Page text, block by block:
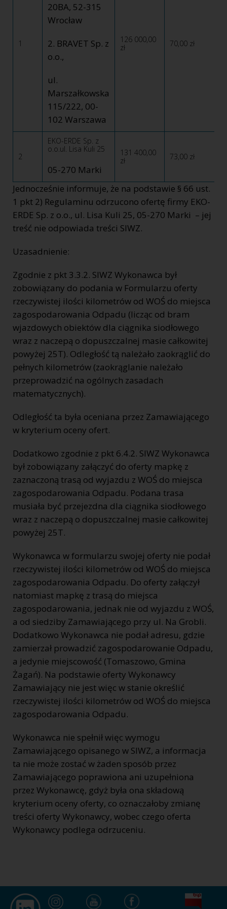
1
20BA, 52-315
Wrocław
2. BRAVET Sp. z
o.o.,
ul.
Marszałkowska
115/222, 00-
102 Warszawa
126 000,00
zł
70,00 zł
2
EKO-ERDE Sp. z
o.o.ul. Lisa Kuli 25
05-270 Marki
131 400,00
zł
73,00 zł
Jednocześnie informuje, że na podstawie § 66 ust.
1 pkt 2) Regulaminu odrzucono ofertę firmy EKO-
ERDE Sp. z o.o., ul. Lisa Kuli 25, 05-270 Marki – jej
treść nie odpowiada treści SIWZ.
Uzasadnienie:
Zgodnie z pkt 3.3.2. SIWZ Wykonawca był
zobowiązany do podania w Formularzu oferty
rzeczywistej ilości kilometrów od WOŚ do miejsca
zagospodarowania Odpadu (licząc od bram
wjazdowych obiektów dla ciągnika siodłowego
wraz z naczepą o dopuszczalnej masie całkowitej
powyżej 25T). Odległość tą należało zaokrąglić do
pełnych kilometrów (zaokrąglanie należało
przeprowadzić na ogólnych zasadach
matematycznych).
Odległość ta była oceniana przez Zamawiającego
w kryterium oceny ofert.
Dodatkowo zgodnie z pkt 6.4.2. SIWZ Wykonawca
był zobowiązany załączyć do oferty mapkę z
zaznaczoną trasą od wyjazdu z WOŚ do miejsca
zagospodarowania Odpadu. Podana trasa
musiała być przejezdna dla ciągnika siodłowego
wraz z naczepą o dopuszczalnej masie całkowitej
powyżej 25T.
Wykonawca w formularzu swojej oferty nie podał
rzeczywistej ilości kilometrów od WOŚ do miejsca
zagospodarowania Odpadu. Do oferty załączył
natomiast mapkę z trasą do miejsca
zagospodarowania, jednak nie od wyjazdu z WOŚ,
a od siedziby Zamawiającego przy ul. Na Grobli.
Dodatkowo Wykonawca nie podał adresu, gdzie
zamierzał prowadzić zagospodarowanie Odpadu,
a jedynie miejscowość (Tomaszowo, Gmina
Żagań). Na podstawie oferty Wykonawcy
Zamawiający nie jest więc w stanie określić
rzeczywistej ilości kilometrów od WOŚ do miejsca
zagospodarowania Odpadu.
Wykonawca nie spełnił więc wymogu
Zamawiającego opisanego w SIWZ, a informacja
ta nie może zostać w żaden sposób przez
Zamawiającego poprawiona ani uzupełniona
przez Wykonawcę, gdyż była ona składową
kryterium oceny oferty, co oznaczałoby zmianę
treści oferty Wykonawcy, wobec czego oferta
Wykonawcy podlega odrzuceniu.